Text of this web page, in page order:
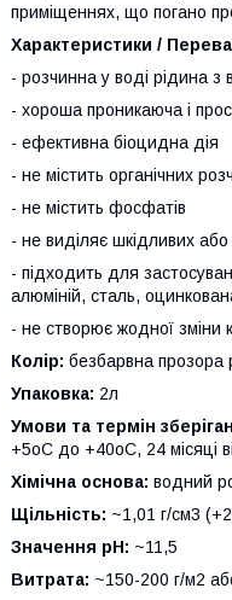
приміщеннях, що погано
Характеристики /
- розчинна у воді рідина
- хороша проникаюча і
- ефективна біоцидна дія
- не містить органічних
- не містить фосфатів
- не виділяє шкідливих
- підходить для
алюміній, сталь,
- не створює жодної зміни
Колір: безбарвна прозора
Упаковка: 2л
Умови та термін
+5oC до +40oC, 24 місяці
Хімічна основа: водний
Щільність: ~1,01 г/см3
Значення pH: ~11,5
Витрата: ~150-200 г/м2